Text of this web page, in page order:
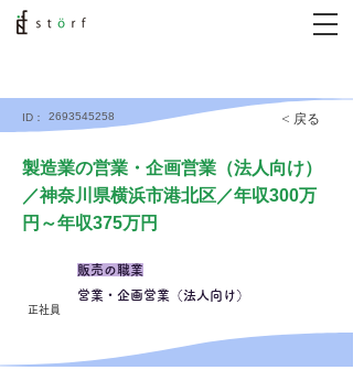
ID： 2693545258 < 戻る
製造業の営業・企画営業（法人向け）
／神奈川県横浜市港北区／年収300万
円～年収375万円
正社員
販売の職業
営業・企画営業（法人向け）